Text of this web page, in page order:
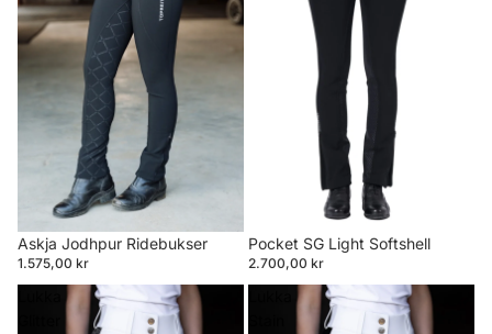
Askja Jodhpur Ridebukser
1.575,00 kr
Pocket SG Light Softshell
2.700,00 kr